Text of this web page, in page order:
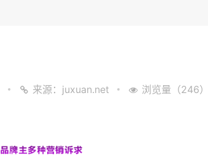
来源：juxuan.net 浏览量（246